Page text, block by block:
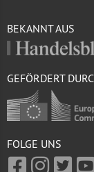
BEKANNT AUS
GEFÖRDERT
FOLGE UNS